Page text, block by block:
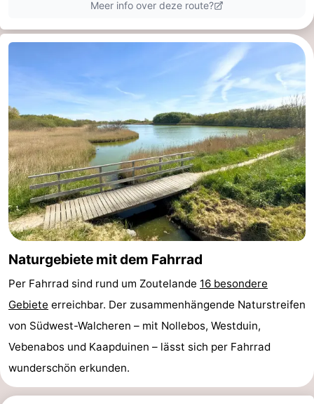
Walcherse
Dishoek
-
Middelburg
Zeeuws-
Vlaanderen
-
Nieuwvliet
-
Sluis
-
Cadzand
-
Het
Zwin
Kontakt
Naturgebiete mit dem Fahrrad
Per Fahrrad sind rund um Zoutelande 16 besondere
Gebiete erreichbar. Der zusammenhängende Naturstreifen
von Südwest-Walcheren – mit Nollebos, Westduin,
Vebenabos und Kaapduinen – lässt sich per Fahrrad
wunderschön erkunden.